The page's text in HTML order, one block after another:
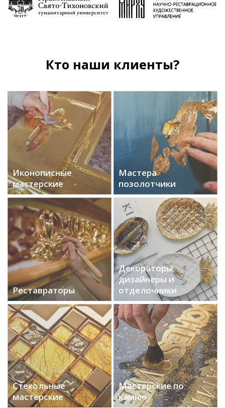
Кто наши клиенты?
Иконописные
мастерские
Мастера
позолотчики
Реставраторы
Декораторы,
дизайнеры и
отделочники
Стекольные
мастерские
Мастерские по
камню